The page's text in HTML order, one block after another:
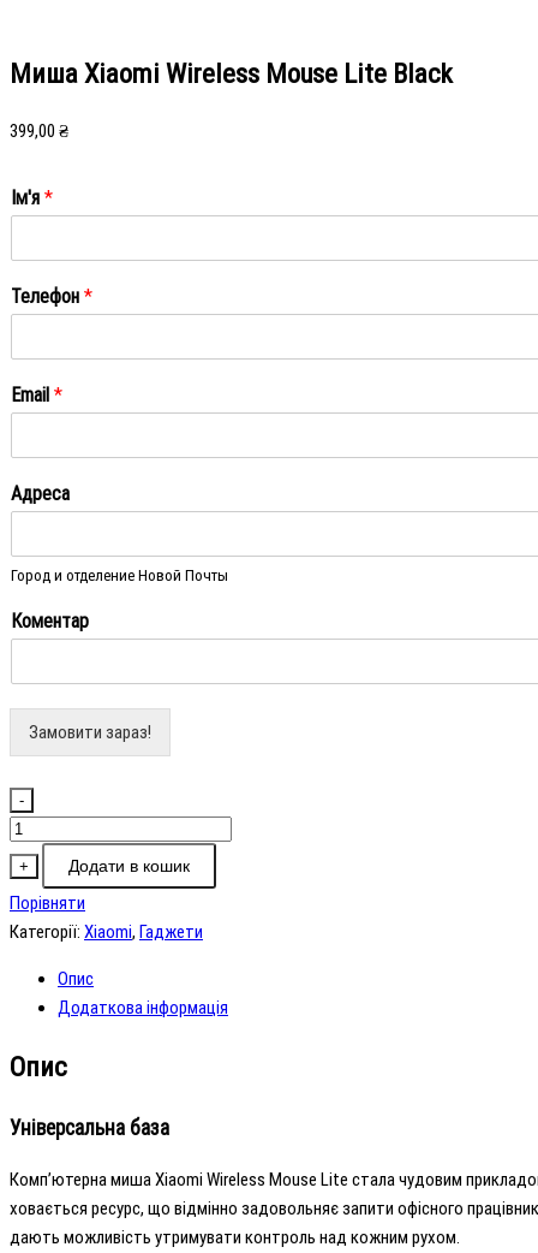
Миша Xiaomi Wireless Mouse Lite Black
399,00 ₴
Ім'я *
Телефон *
Email *
Адреса
Город и отделение Новой Почты
Коментар
Замовити зараз!
-
Миша
Xiaomi
Wireless
Mouse
Lite
Black
кількість
+ Додати в кошик
Порівняти
Категорії: Xiaomi, Гаджети
Опис
Додаткова інформація
Опис
Універсальна база
Комп’ютерна миша Xiaomi Wireless Mouse Lite стала чудовим
ховається ресурс, що відмінно задовольняє запити офісного
дають можливість утримувати контроль над кожним рухом.